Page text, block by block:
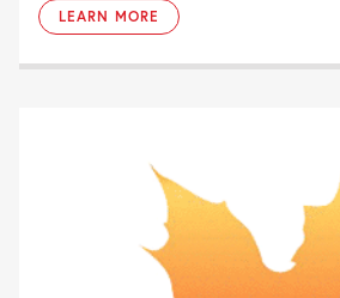
LEARN MORE